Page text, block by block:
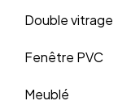
Double vitrage
Fenêtre PVC
Meublé